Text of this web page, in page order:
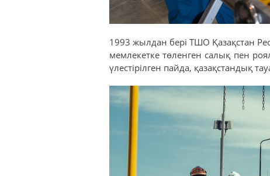
1993 жылдан бері ТШО Қазақстан
мемлекетке төленген салық пен
үлестірілген пайда, қазақстандық